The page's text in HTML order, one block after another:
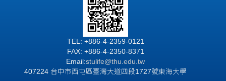
TEL: +886-4-2359-0121
FAX: +886-4-2350-8371
Email:stulife@thu.edu.tw
407224 台中市西屯區臺灣大道四段1727號東海大學